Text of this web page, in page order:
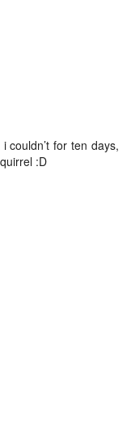
couldn’t for ten days,
:D